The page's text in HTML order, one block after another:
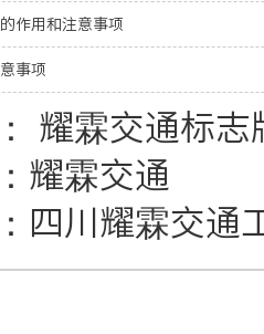
作用和注意事项
事项
耀霖交通标志
耀霖交通
四川耀霖交通